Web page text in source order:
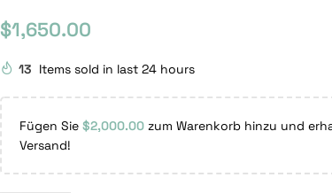
$1,650.00
13 Items sold in last 24 hours
Fügen Sie $2,000.00zum Warenkorb hinzu und
Versand!